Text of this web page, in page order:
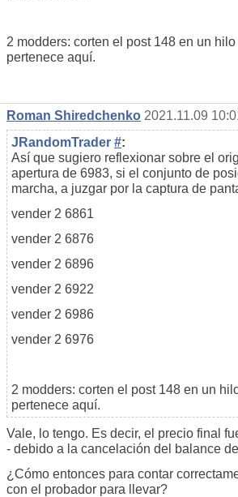
2 modders: corten el post 148 en un
pertenece aquí.
Roman Shiredchenko 2021.11.09
JRandomTrader #:
Así que sugiero reflexionar sobre el
apertura de 6983, si el conjunto de
marcha, a juzgar por la captura de
vender 2 6861
vender 2 6876
vender 2 6896
vender 2 6922
vender 2 6986
vender 2 6976
2 modders: corten el post 148 en un
pertenece aquí.
Vale, lo tengo. Es decir, el precio final
- debido a la cancelación del balance
¿Cómo entonces para contar
con el probador para llevar?